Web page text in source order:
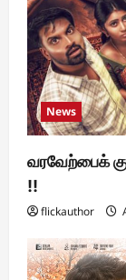
News
வரவேற்பைக்
!!
flickauthor